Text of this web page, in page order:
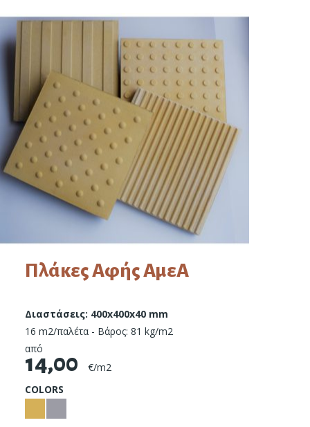
Πλάκες Αφής ΑμεΑ
Διαστάσεις: 400x400x40 mm
16 m2/παλέτα - Βάρος: 81 kg/m2
από
14,00
€/m2
COLORS